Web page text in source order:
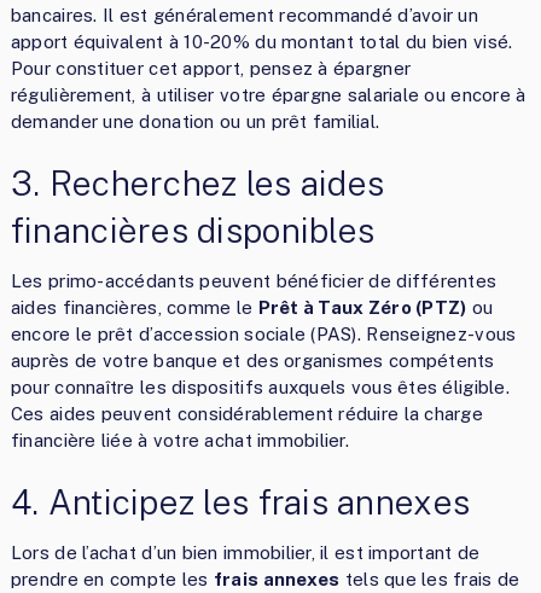
bancaires. Il est généralement recommandé d’avoir un
apport équivalent à 10-20% du montant total du bien visé.
Pour constituer cet apport, pensez à épargner
régulièrement, à utiliser votre épargne salariale ou encore à
demander une donation ou un prêt familial.
3. Recherchez les aides
financières disponibles
Les primo-accédants peuvent bénéficier de différentes
aides financières, comme le Prêt à Taux Zéro (PTZ) ou
encore le prêt d’accession sociale (PAS). Renseignez-vous
auprès de votre banque et des organismes compétents
pour connaître les dispositifs auxquels vous êtes éligible.
Ces aides peuvent considérablement réduire la charge
financière liée à votre achat immobilier.
4. Anticipez les frais annexes
Lors de l’achat d’un bien immobilier, il est important de
prendre en compte les frais annexes tels que les frais de